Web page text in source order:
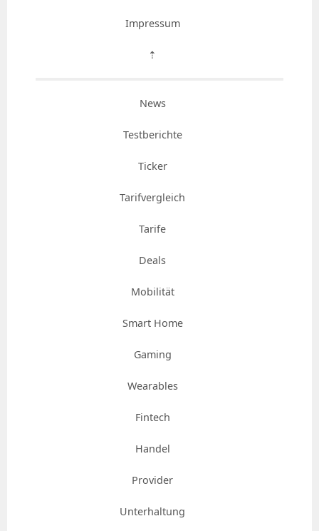
Impressum
⇡
News
Testberichte
Ticker
Tarifvergleich
Tarife
Deals
Mobilität
Smart Home
Gaming
Wearables
Fintech
Handel
Provider
Unterhaltung